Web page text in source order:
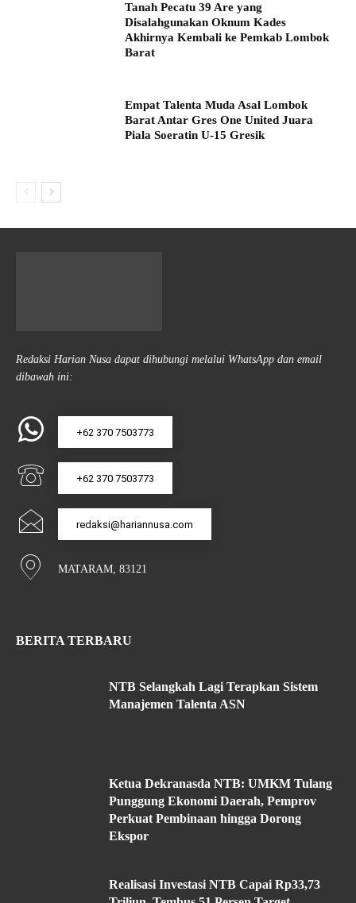
Tanah Pecatu 39 Are yang
Disalahgunakan Oknum Kades
Akhirnya Kembali ke Pemkab Lombok
Barat
Empat Talenta Muda Asal Lombok
Barat Antar Gres One United Juara
Piala Soeratin U-15 Gresik
Redaksi Harian Nusa dapat dihubungi melalui WhatsApp dan email
dibawah ini:
+62 370 7503773
+62 370 7503773
redaksi@hariannusa.com
MATARAM, 83121
BERITA TERBARU
NTB Selangkah Lagi Terapkan Sistem
Manajemen Talenta ASN
Ketua Dekranasda NTB: UMKM Tulang
Punggung Ekonomi Daerah, Pemprov
Perkuat Pembinaan hingga Dorong
Ekspor
Realisasi Investasi NTB Capai Rp33,73